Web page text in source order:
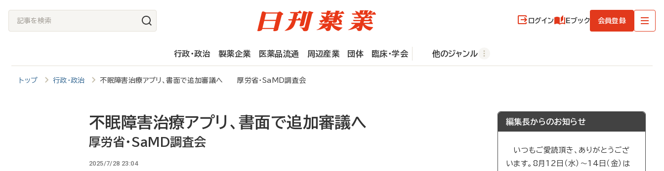
記
事
検
ログイン Eブック 会員登録
行政・政治 製薬企業 医薬品流通 周辺産業 団体 臨床・学会 他のジャンル
トップ 行政・政治 不眠障害治療アプリ、書面で追加審議へ 厚労省・SaMD調査会
不眠障害治療アプリ、書面で追加審議へ
厚労省・SaMD調査会
2025/7/28 23:04
編集長からのお知らせ
いつもご愛読頂き、ありがとうござ
います。8月12日（水）～14日（金）は